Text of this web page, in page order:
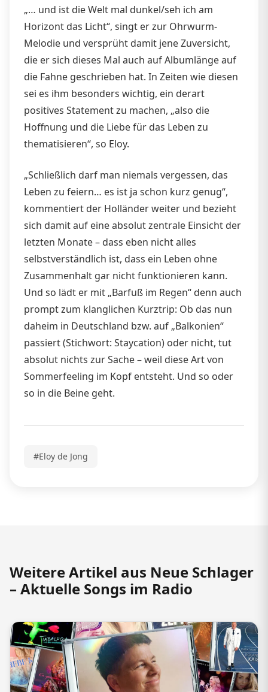
„… und ist die Welt mal dunkel/seh ich am
Horizont das Licht“, singt er zur Ohrwurm-
Melodie und versprüht damit jene Zuversicht,
die er sich dieses Mal auch auf Albumlänge auf
die Fahne geschrieben hat. In Zeiten wie diesen
sei es ihm besonders wichtig, ein derart
positives Statement zu machen, „also die
Hoffnung und die Liebe für das Leben zu
thematisieren“, so Eloy.
„Schließlich darf man niemals vergessen, das
Leben zu feiern… es ist ja schon kurz genug“,
kommentiert der Holländer weiter und bezieht
sich damit auf eine absolut zentrale Einsicht der
letzten Monate – dass eben nicht alles
selbstverständlich ist, dass ein Leben ohne
Zusammenhalt gar nicht funktionieren kann.
Und so lädt er mit „Barfuß im Regen“ denn auch
prompt zum klanglichen Kurztrip: Ob das nun
daheim in Deutschland bzw. auf „Balkonien“
passiert (Stichwort: Staycation) oder nicht, tut
absolut nichts zur Sache – weil diese Art von
Sommerfeeling im Kopf entsteht. Und so oder
so in die Beine geht.
#Eloy de Jong
Weitere Artikel aus Neue Schlager
– Aktuelle Songs im Radio